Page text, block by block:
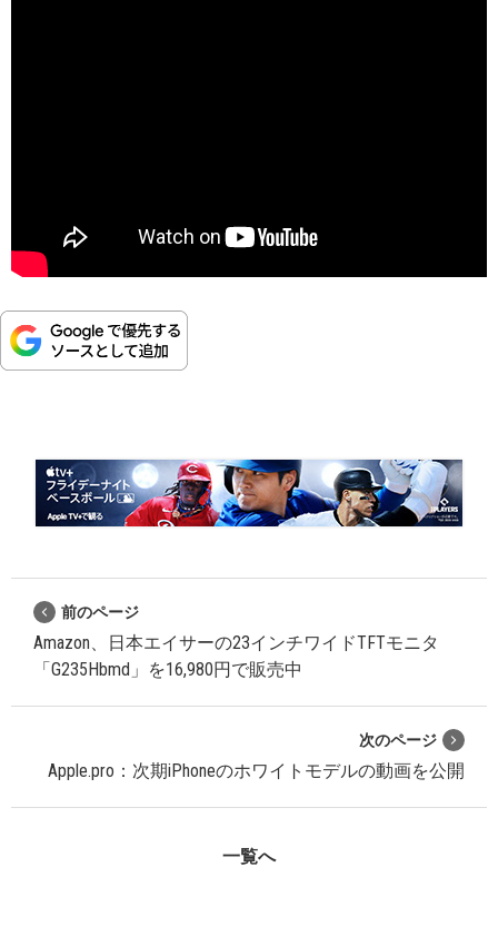
前のページ
Amazon、日本エイサーの23インチワイドTFTモニタ
「G235Hbmd」を16,980円で販売中
次のページ
Apple.pro：次期iPhoneのホワイトモデルの動画を公開
一覧へ